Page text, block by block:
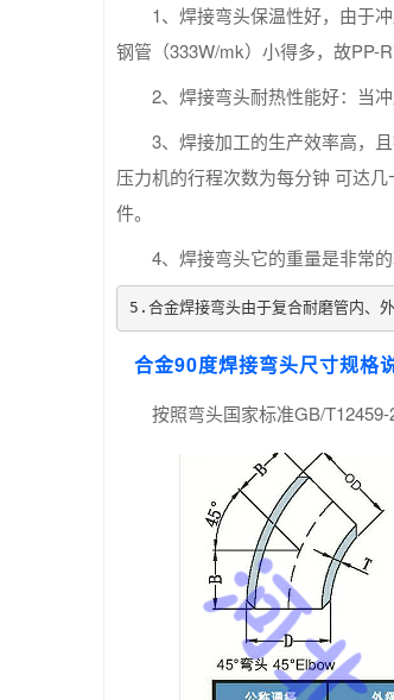
1、焊接弯头保温性好，由于
钢管（333W/mk）小得多，故PP-R
2、焊接弯头耐热性能好：当
3、焊接加工的生产效率高，
压力机的行程次数为每分钟 可达
件。
4、焊接弯头它的重量是非常
5.合金焊接弯头由于复合耐磨管内、
合金90度焊接弯头尺寸规格
按照弯头国家标准GB/